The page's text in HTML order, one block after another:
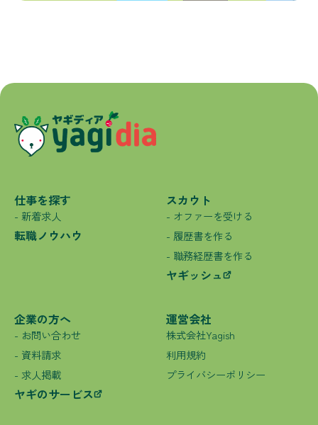
仕事を探す
- 新着求人
転職ノウハウ
スカウト
- オファーを受ける
- 履歴書を作る
- 職務経歴書を作る
ヤギッシュ
企業の方へ
- お問い合わせ
- 資料請求
- 求人掲載
ヤギのサービス
運営会社
株式会社Yagish
利用規約
プライバシーポリシー